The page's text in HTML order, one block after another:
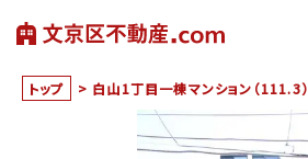
トップ > 白山1丁目一棟マンション（111.3）